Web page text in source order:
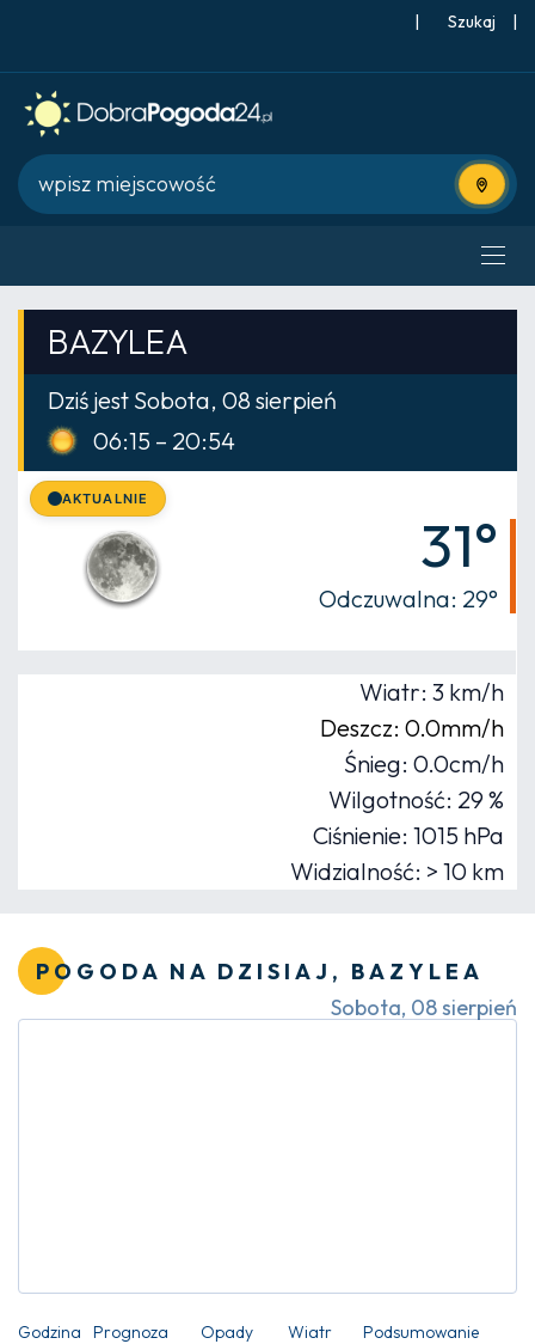
| |
Użyj
BAZYLEA
Dziś jest Sobota, 08 sierpień
06:15 – 20:54
AKTUALNIE
31°
Odczuwalna: 29°
Wiatr: 3 km/h
Deszcz: 0.0mm/h
Śnieg: 0.0cm/h
Wilgotność: 29 %
Ciśnienie: 1015 hPa
Widzialność: > 10 km
POGODA NA DZISIAJ, BAZYLEA
Sobota, 08 sierpień
Godzina Prognoza Opady Wiatr Podsumowanie